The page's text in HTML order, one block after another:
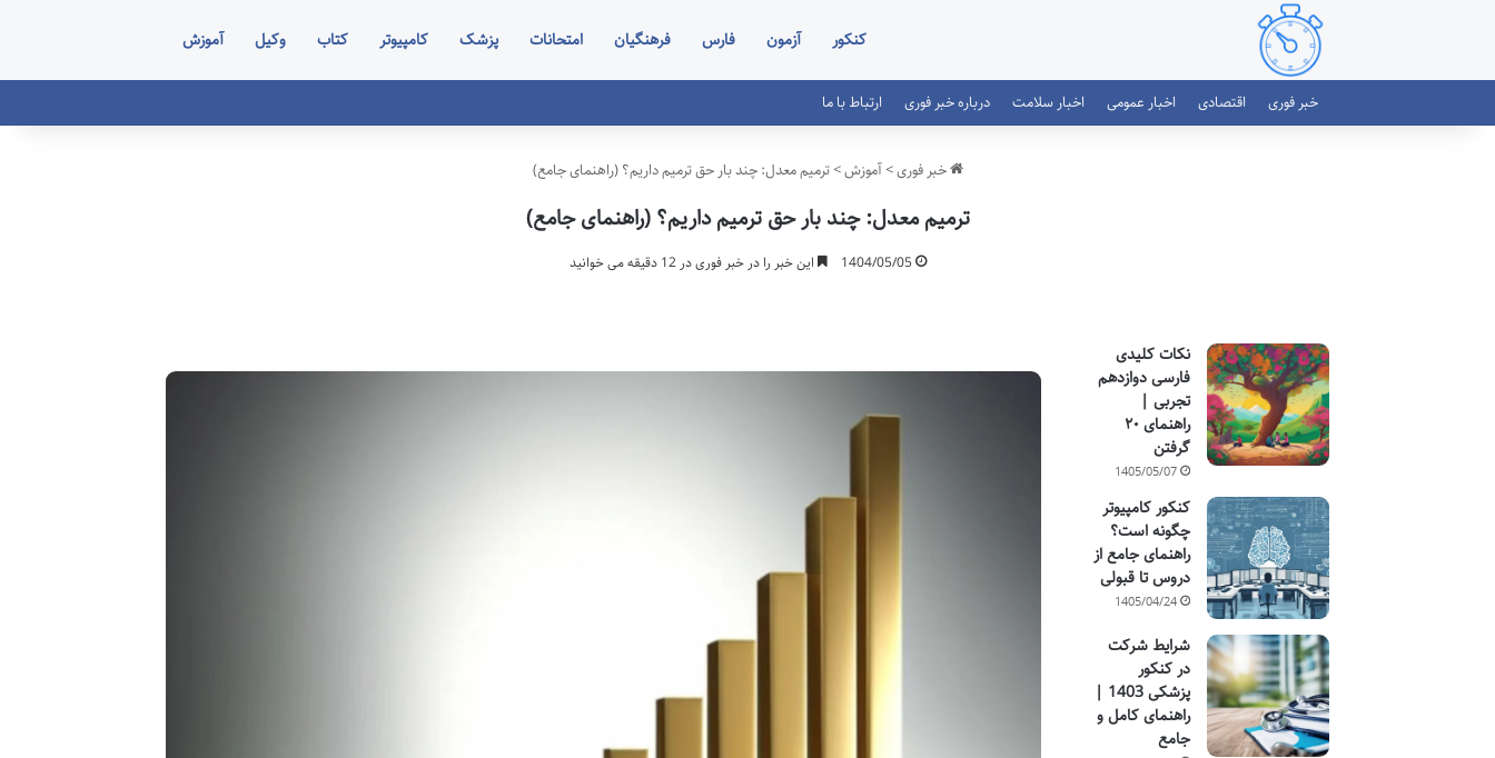
کنکور آزمون فارس فرهنگیان امتحانات پزشک کامپیوتر کتاب وکیل آموزش
خبر فوری اقتصادی اخبار عمومی اخبار سلامت درباره خبر فوری ارتباط با ما
خبر فوری>آموزش>ترمیم معدل: چند بار حق ترمیم داریم؟ (راهنمای جامع)
ترمیم معدل: چند بار حق ترمیم داریم؟ (راهنمای جامع)
1404/05/05 این خبر را در خبر فوری در 12 دقیقه می خوانید
نکات کلیدی
فارسی دوازدهم
تجربی |
راهنمای ۲۰
گرفتن
1405/05/07
کنکور کامپیوتر
چگونه است؟
راهنمای جامع از
دروس تا قبولی
1405/04/24
شرایط شرکت
در کنکور
پزشکی 1403 |
راهنمای کامل و
جامع